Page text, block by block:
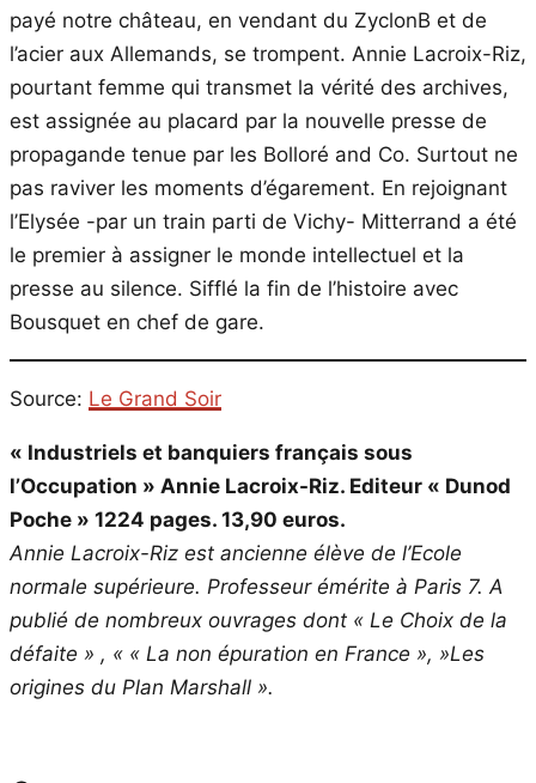
payé notre château, en vendant du ZyclonB et de
l’acier aux Allemands, se trompent. Annie Lacroix-Riz,
pourtant femme qui transmet la vérité des archives,
est assignée au placard par la nouvelle presse de
propagande tenue par les Bolloré and Co. Surtout ne
pas raviver les moments d’égarement. En rejoignant
l’Elysée -par un train parti de Vichy- Mitterrand a été
le premier à assigner le monde intellectuel et la
presse au silence. Sifflé la fin de l’histoire avec
Bousquet en chef de gare.
Source: Le Grand Soir
« Industriels et banquiers français sous
l’Occupation » Annie Lacroix-Riz. Editeur « Dunod
Poche » 1224 pages. 13,90 euros.
Annie Lacroix-Riz est ancienne élève de l’Ecole
normale supérieure. Professeur émérite à Paris 7. A
publié de nombreux ouvrages dont « Le Choix de la
défaite » , « « La non épuration en France », »Les
origines du Plan Marshall ».